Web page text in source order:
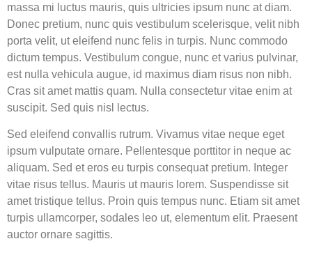
massa mi luctus mauris, quis ultricies ipsum nunc at diam.
Donec pretium, nunc quis vestibulum scelerisque, velit nibh
porta velit, ut eleifend nunc felis in turpis. Nunc commodo
dictum tempus. Vestibulum congue, nunc et varius pulvinar,
est nulla vehicula augue, id maximus diam risus non nibh.
Cras sit amet mattis quam. Nulla consectetur vitae enim at
suscipit. Sed quis nisl lectus.
Sed eleifend convallis rutrum. Vivamus vitae neque eget
ipsum vulputate ornare. Pellentesque porttitor in neque ac
aliquam. Sed et eros eu turpis consequat pretium. Integer
vitae risus tellus. Mauris ut mauris lorem. Suspendisse sit
amet tristique tellus. Proin quis tempus nunc. Etiam sit amet
turpis ullamcorper, sodales leo ut, elementum elit. Praesent
auctor ornare sagittis.